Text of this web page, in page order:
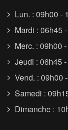
Lun. : 09h00 -
Mardi : 06h45
Merc. : 09h00
Jeudi : 06h45
Vend. : 09h00
Samedi :
Dimanche :